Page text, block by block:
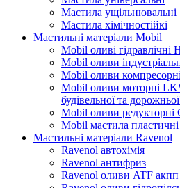
Мастила ущільнювальні
Мастила хімічностійкі
Мастильні матеріали Mobil
Mobil оливі
Mobil оливи
Mobil оливи компресорні
Mobil оливи моторні
будівельної та
Mobil оливи редукторні
Mobil мастила пластичні
Мастильні матеріали Ravenol
Ravenol автохімія
Ravenol антифриз
Ravenol оливи ATF акпп